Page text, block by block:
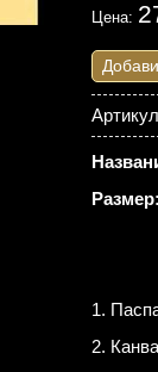
Цена:
1.
2.